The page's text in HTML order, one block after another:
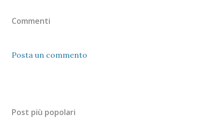
Commenti
Posta un commento
Post più popolari